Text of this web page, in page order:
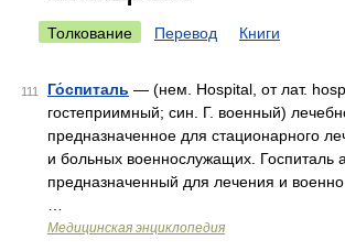
Толкование Перевод Книги
111 Го́спиталь — (нем. Hospital, от лат.
гостеприимный; син. Г. военный)
предназначенное для стационарного
и больных военнослужащих. Госпиталь
предназначенный для лечения и
Медицинская энциклопедия